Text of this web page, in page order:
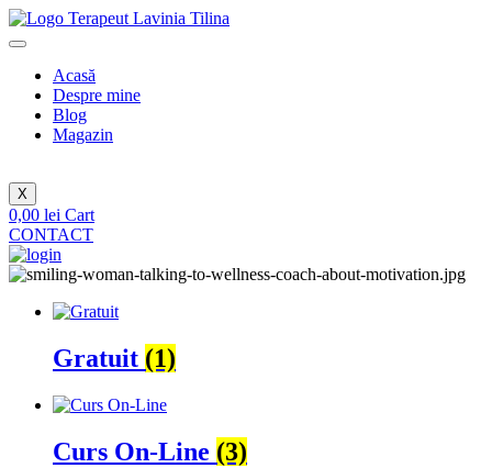
Sari
la
Acasă
Despre mine
Blog
Magazin
X
0,00 lei Cart
CONTACT
Gratuit (1)
Curs On-Line (3)